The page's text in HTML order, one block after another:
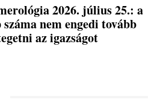
2026. július 25.: a
száma nem engedi tovább
az igazságot